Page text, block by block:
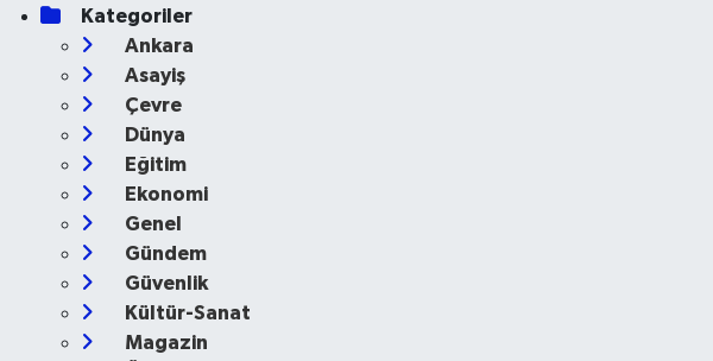
Kategoriler
Ankara
Asayiş
Çevre
Dünya
Eğitim
Ekonomi
Genel
Gündem
Güvenlik
Kültür-Sanat
Magazin